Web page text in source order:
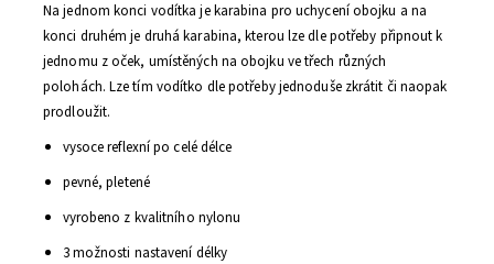
Na jednom konci vodítka jekarabina pro uchycení obojku a na
konci druhém je druhá karabina, kterou lze dle potřeby připnout k
jednomu z oček, umístěných na obojku ve třech různých
polohách. Lze tím vodítko dle potřeby jednoduše zkrátit či naopak
prodloužit.
vysoce reflexní po celé délce
pevné, pletené
vyrobeno z kvalitního nylonu
3 možnosti nastavení délky